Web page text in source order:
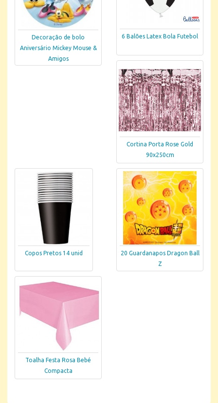
Decoração de bolo
Aniversário Mickey Mouse &
Amigos
6 Balões Latex Bola Futebol
Cortina Porta Rose Gold
90x250cm
Copos Pretos 14 unid
20 Guardanapos Dragon Ball
Z
Toalha Festa Rosa Bebé
Compacta